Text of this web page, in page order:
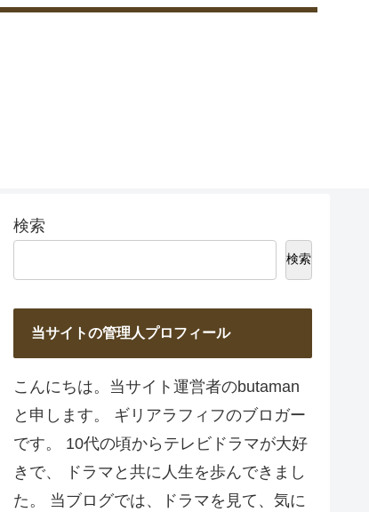
検索
検索
当サイトの管理人プロフィール
こんにちは。当サイト運営者のbutaman
と申します。 ギリアラフィフのブロガー
です。 10代の頃からテレビドラマが大好
きで、 ドラマと共に人生を歩んできまし
た。 当ブログでは、ドラマを見て、気に